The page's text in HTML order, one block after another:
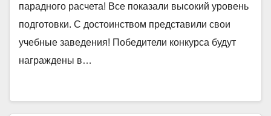
парадного расчета! Все показали высокий уровень
подготовки. С достоинством представили свои
учебные заведения! Победители конкурса будут
награждены в…